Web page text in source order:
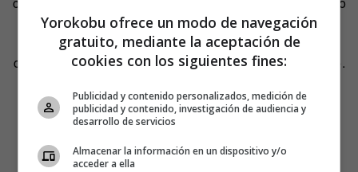
habitantes que van al bar. Y que cada uno busca unas
formas de expresión diferentes. Buena parte de los
conflictos de la sociedad urbanita salen en esas paredes».
Yorokobu ofrece un modo de navegación
gratuito, mediante la aceptación de
cookies con los siguientes fines:
Publicidad y contenido personalizados, medición de
publicidad y contenido, investigación de audiencia y
desarrollo de servicios
Almacenar la información en un dispositivo y/o
acceder a ella